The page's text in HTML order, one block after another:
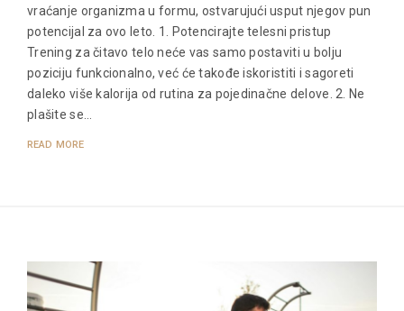
vraćanje organizma u formu, ostvarujući usput njegov pun
potencijal za ovo leto. 1. Potencirajte telesni pristup
Trening za čitavo telo neće vas samo postaviti u bolju
poziciju funkcionalno, već će takođe iskoristiti i sagoreti
daleko više kalorija od rutina za pojedinačne delove. 2. Ne
plašite se…
READ MORE